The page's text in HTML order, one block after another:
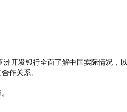
开发银行全面了解中国实际情况，
作关系。